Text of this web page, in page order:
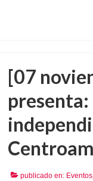
[07
presenta:
publicado en: Eventos,